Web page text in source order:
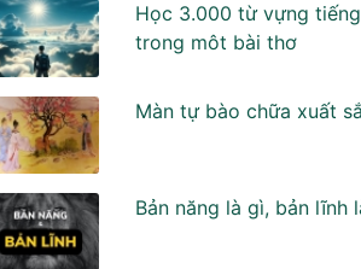
Học 3.000 từ vựng
trong môt bài thơ
Màn tự bào chữa xuất
Bản năng là gì, bản lĩnh